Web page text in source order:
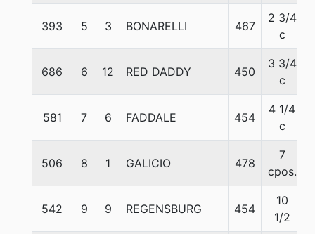
393 5 3 BONARELLI 467
2 3/4
c
686 6 12 RED DADDY 450
3 3/4
c
581 7 6 FADDALE 454
4 1/4
c
506 8 1 GALICIO 478
7
cpos.
542 9 9 REGENSBURG 454
10
1/2